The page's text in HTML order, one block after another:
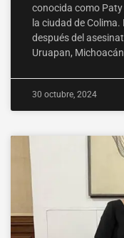
conocida como
la ciudad de
después del
Uruapan,
30 octubre, 2024